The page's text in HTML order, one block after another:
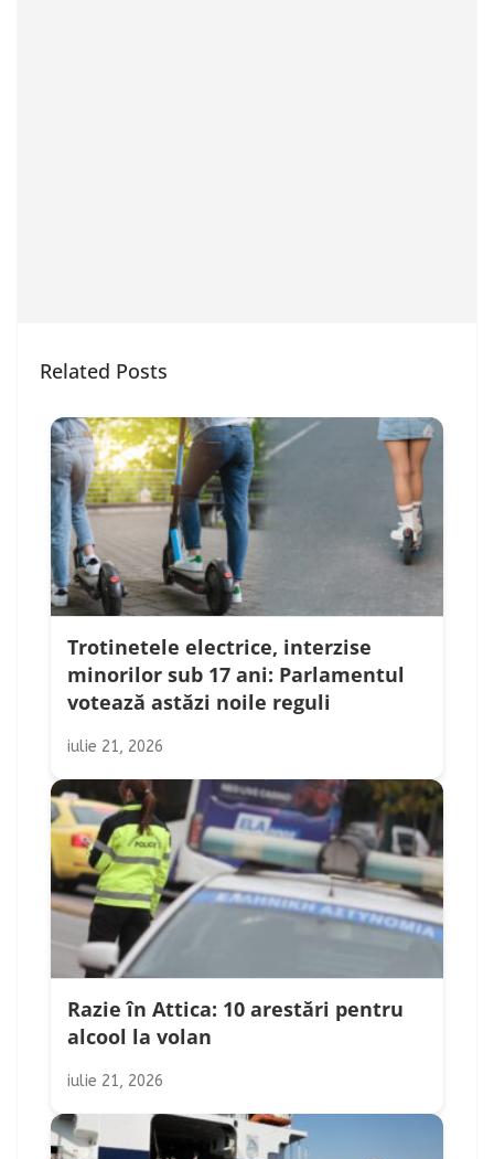
Related Posts
Trotinetele electrice, interzise
minorilor sub 17 ani: Parlamentul
votează astăzi noile reguli
iulie 21, 2026
Razie în Attica: 10 arestări pentru
alcool la volan
iulie 21, 2026